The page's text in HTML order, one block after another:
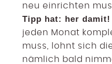
neu einrichten
Tipp hat: her damit!
jeden Monat
muss, lohnt sich
nämlich bald